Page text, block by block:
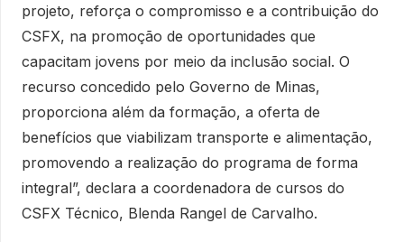
projeto, reforça o compromisso e a contribuição do
CSFX, na promoção de oportunidades que
capacitam jovens por meio da inclusão social. O
recurso concedido pelo Governo de Minas,
proporciona além da formação, a oferta de
benefícios que viabilizam transporte e alimentação,
promovendo a realização do programa de forma
integral”, declara a coordenadora de cursos do
CSFX Técnico, Blenda Rangel de Carvalho.